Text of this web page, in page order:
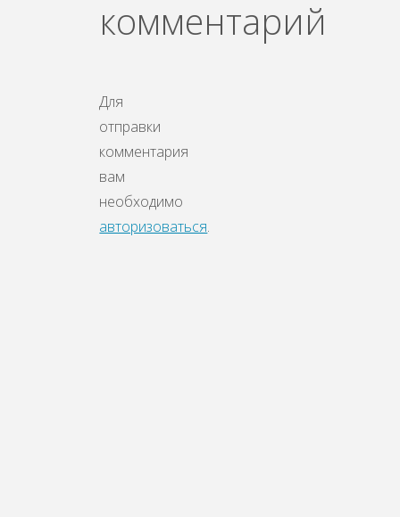
комментарий
Для
отправки
комментария
вам
необходимо
авторизоваться.